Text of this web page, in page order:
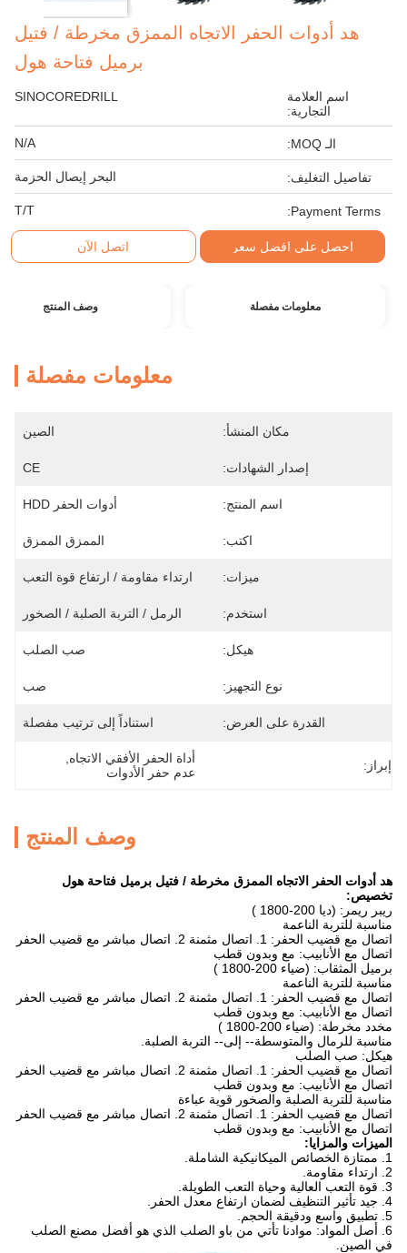
هد أدوات الحفر الاتجاه الممزق مخرطة / فتيل
برميل فتاحة هول
اسم العلامة
التجارية:
SINOCOREDRILL
الـ MOQ: N/A
تفاصيل التغليف: البحر إيصال الحزمة
Payment Terms:
T/T
احصل على افضل سعر اتصل الآن
معلومات مفصلة وصف المنتج
معلومات مفصلة
مكان المنشأ: الصين
إصدار الشهادات: CE
اسم المنتج: أدوات الحفر HDD
اكتب: الممزق الممزق
ميزات: ارتداء مقاومة / ارتفاع قوة التعب
استخدم: الرمل / التربة الصلبة / الصخور
هيكل: صب الصلب
نوع التجهيز: صب
القدرة على العرض: استناداً إلى ترتيب مفصلة
إبراز: أداة الحفر الأفقي الاتجاه
عدم حفر الأدوات
وصف المنتج
هد أدوات الحفر الاتجاه الممزق مخرطة / فتيل برميل فتاحة هول
تخصيص:
ريبر ريمر: (ديا
)
مناسبة للتربة الناعمة
اتصال مع قضيب الحفر: 1. اتصال مثمنة 2. اتصال مباشر مع قضيب الحفر
اتصال مع الأنابيب: مع وبدون قطب
برميل المثقاب: (ضياء
)
مناسبة للتربة الناعمة
اتصال مع قضيب الحفر: 1. اتصال مثمنة 2. اتصال مباشر مع قضيب الحفر
اتصال مع الأنابيب: مع وبدون قطب
مخدد مخرطة: (ضياء
)
مناسبة للرمال والمتوسطة-- إلى-- التربة الصلبة.
هيكل: صب الصلب
اتصال مع قضيب الحفر: 1. اتصال مثمنة 2. اتصال مباشر مع قضيب الحفر
اتصال مع الأنابيب: مع وبدون قطب
مناسبة للتربة الصلبة والصخور قوية عباءة
اتصال مع قضيب الحفر: 1. اتصال مثمنة 2. اتصال مباشر مع قضيب الحفر
اتصال مع الأنابيب: مع وبدون قطب
الميزات والمزايا:
1. ممتازة الخصائص الميكانيكية الشاملة.
2. ارتداء مقاومة.
3. قوة التعب العالية وحياة التعب الطويلة.
4. جيد تأثير التنظيف لضمان ارتفاع معدل الحفر.
5. تطبيق واسع ودقيقة الحجم.
6. أصل المواد: موادنا تأتي من باو الصلب الذي هو أفضل مصنع الصلب
في الصين.